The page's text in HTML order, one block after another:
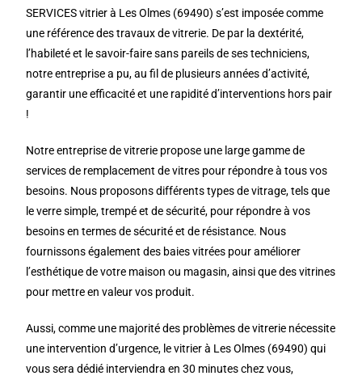
SERVICES vitrier à Les Olmes (69490) s’est imposée comme
une référence des travaux de vitrerie. De par la dextérité,
l’habileté et le savoir-faire sans pareils de ses techniciens,
notre entreprise a pu, au fil de plusieurs années d’activité,
garantir une efficacité et une rapidité d’interventions hors pair
!
Notre entreprise de vitrerie propose une large gamme de
services de remplacement de vitres pour répondre à tous vos
besoins. Nous proposons différents types de vitrage, tels que
le verre simple, trempé et de sécurité, pour répondre à vos
besoins en termes de sécurité et de résistance. Nous
fournissons également des baies vitrées pour améliorer
l’esthétique de votre maison ou magasin, ainsi que des vitrines
pour mettre en valeur vos produit.
Aussi, comme une majorité des problèmes de vitrerie nécessite
une intervention d’urgence, le vitrier à Les Olmes (69490) qui
vous sera dédié interviendra en 30 minutes chez vous,